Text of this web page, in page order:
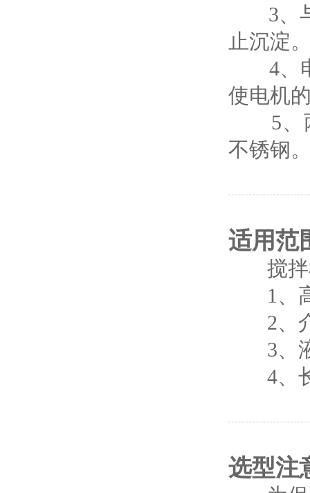
3、与
止沉淀
4、电
使电机
5、两
不锈钢
适用范
搅拌
1、高
2、介
3、液
4、长
选型注